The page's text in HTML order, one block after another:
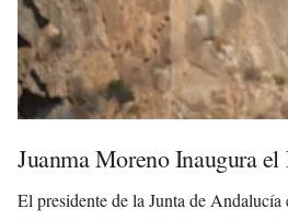
Juanma Moreno Inaugura
El presidente de la Junta de